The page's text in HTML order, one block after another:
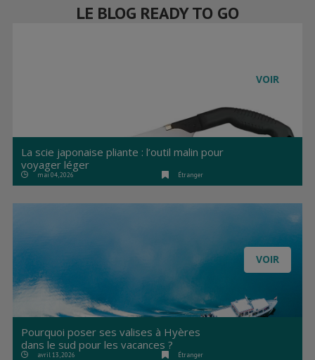
LE BLOG READY TO GO
VOIR
La scie japonaise pliante : l’outil malin pour
voyager léger
mai 04, 2026 Étranger
VOIR
Pourquoi poser ses valises à Hyères
dans le sud pour les vacances ?
avril 13, 2026 Étranger